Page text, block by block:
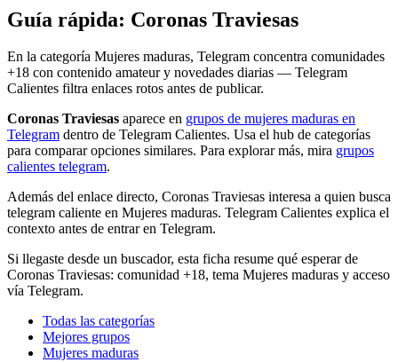
Guía rápida: Coronas Traviesas
En la categoría Mujeres maduras, Telegram concentra comunidades
+18 con contenido amateur y novedades diarias — Telegram
Calientes filtra enlaces rotos antes de publicar.
Coronas Traviesas aparece en grupos de mujeres maduras en
Telegram dentro de Telegram Calientes. Usa el hub de categorías
para comparar opciones similares. Para explorar más, mira grupos
calientes telegram.
Además del enlace directo, Coronas Traviesas interesa a quien busca
telegram caliente en Mujeres maduras. Telegram Calientes explica el
contexto antes de entrar en Telegram.
Si llegaste desde un buscador, esta ficha resume qué esperar de
Coronas Traviesas: comunidad +18, tema Mujeres maduras y acceso
vía Telegram.
Todas las categorías
Mejores grupos
Mujeres maduras